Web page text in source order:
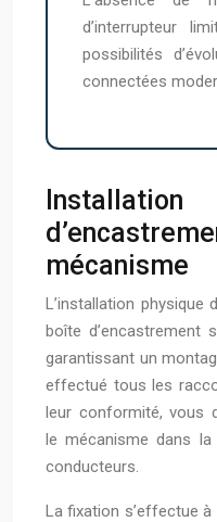
d’interrupteur
possibilités
connectées
mécanisme
L’installation physique
boîte d’encastrement
garantissant un
effectué tous les
leur conformité, vous
le mécanisme dans
conducteurs.
La fixation s’effectue à